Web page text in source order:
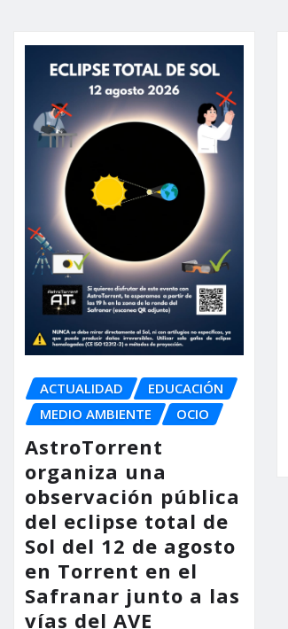
ACTUALIDAD
EDUCACIÓN
MEDIO AMBIENTE
OCIO
AstroTorrent
organiza una
observación pública
del eclipse total de
Sol del 12 de agosto
en Torrent en el
Safranar junto a las
vías del AVE